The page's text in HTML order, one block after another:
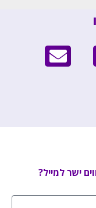
ישר למייל?